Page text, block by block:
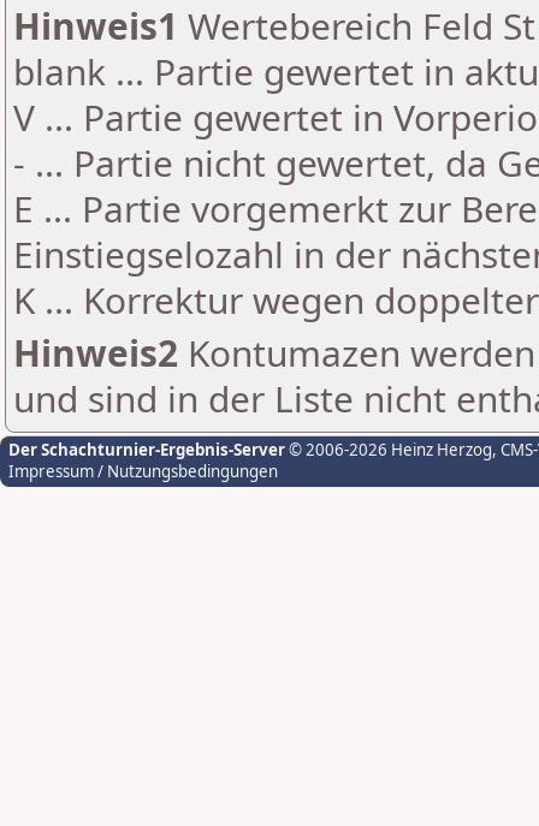
Hinweis1 Wertebereich Feld
blank ... Partie gewertet in
V ... Partie gewertet in
- ... Partie nicht gewertet, da
E ... Partie vorgemerkt zur
Einstiegselozahl in der
K ... Korrektur wegen
Hinweis2 Kontumazen
und sind in der Liste nicht
Der Schachturnier-Ergebnis-Server© 2006-2026 Heinz Herzog,
Impressum / Nutzungsbedingungen